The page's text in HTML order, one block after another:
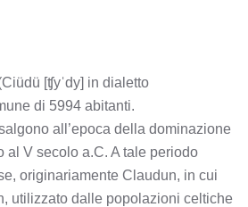
[ʧyˈdy] in dialetto
di 5994 abitanti.
all’epoca della dominazione
al V secolo a.C. A tale periodo
originariamente Claudun, in cui
utilizzato dalle popolazioni celtiche